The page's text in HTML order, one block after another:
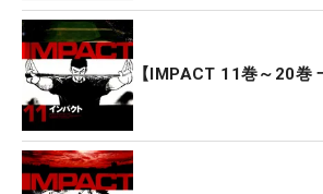
【IMPACT 11巻～20巻